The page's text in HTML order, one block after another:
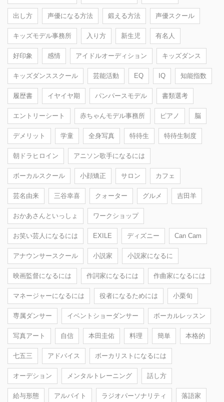
出し方 声優になる方法 鍛える方法 声優スクール
キッズモデル事務所 入り方 新生児 有名人
好印象 感情 アイドルオーディション キッズダンス
キッズダンススクール 芸能活動 EQ IQ 知能指数
履歴書 イヤイヤ期 パンパースモデル 書類選考
エントリーシート 赤ちゃんモデル事務所 ピアノ 脳
デメリット 学童 全身写真 特待生 特待生制度
朝ドラヒロイン アニソン歌手になるには
ボーカルスクール 小顔矯正 サロン カフェ
芸名由来 三谷幸喜 クォーター グルメ 吉田羊
おかあさんといっしょ ワークショップ
お笑い芸人になるには EXILE ディズニー Can Cam
アナウンサースクール 小説家 小説家になるに
映画監督になるには 作詞家になるには 作曲家になるには
マネージャーになるには 役者になるためには 小栗旬
専属ダンサー イベントショーダンサー ボーカルレッスン
写真アート 自信 本田圭佑 料理 簡単 本格的
七五三 アドバイス ボーカリストになるには
オーデション メンタルトレーニング 話し方
給与形態 アルバイト ラジオパーソナリティ 落語家